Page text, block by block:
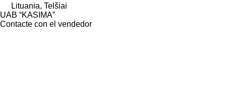
Lituania, Telšiai
UAB “KASIMA”
Contacte con el vendedor